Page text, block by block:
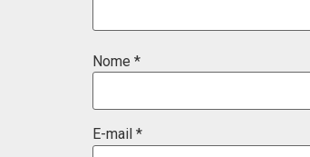
Nome *
E-mail *